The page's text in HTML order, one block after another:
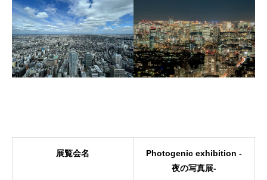
展覧会名
Photogenic exhibition -
夜の写真展-